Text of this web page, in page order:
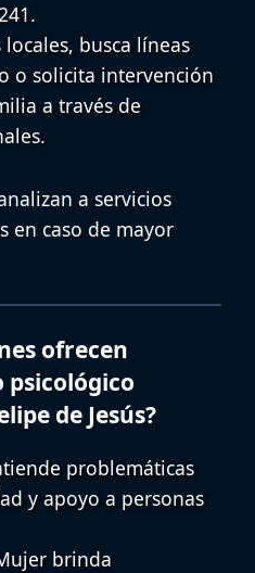
busca líneas
o solicita intervención
a través de
a servicios
en caso de mayor
ofrecen
de Jesús?
problemáticas
y apoyo a personas
brinda